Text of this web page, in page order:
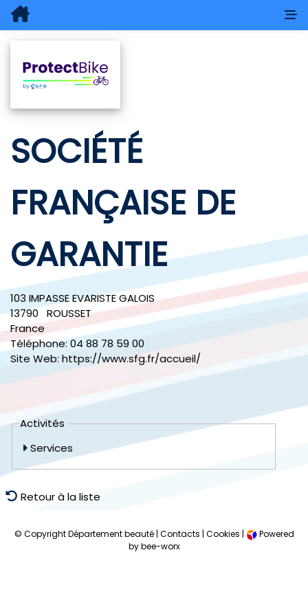
SOCIÉTÉ
FRANÇAISE DE
GARANTIE
103 IMPASSE EVARISTE GALOIS
13790
ROUSSET
France
Téléphone:04 88 78 59 00
Site Web: https://www.sfg.fr/accueil/
Activités
Services
Retour à la liste
© Copyright Département beauté | Contacts | Cookies |
Powered
by bee-worx